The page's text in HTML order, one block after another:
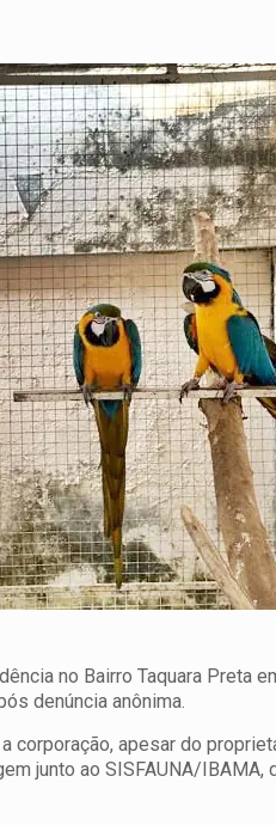
no Bairro Taquara Preta
denúncia anônima.
corporação, apesar do
junto ao SISFAUNA/